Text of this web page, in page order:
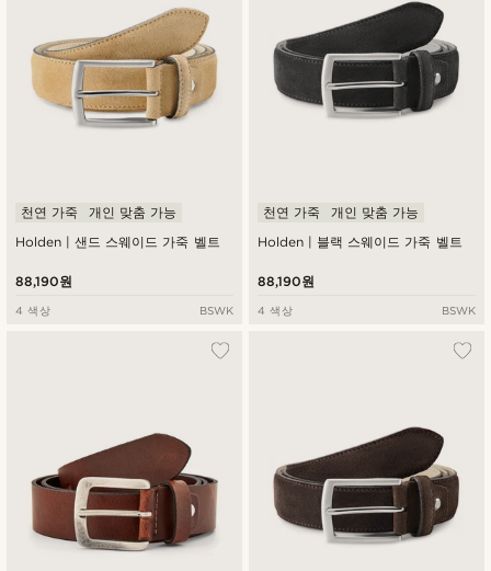
Holden | 샌드 스웨이드 가죽 벨트
천연 가죽 개인 맞춤 가능
88,190원
4 색상 BSWK
Holden | 블랙 스웨이드 가죽 벨트
천연 가죽 개인 맞춤 가능
88,190원
4 색상 BSWK